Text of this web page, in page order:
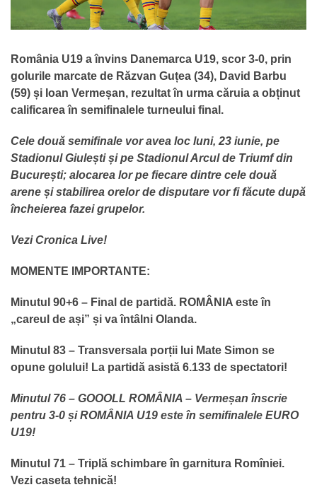
România U19 a învins Danemarca U19, scor 3-0, prin
golurile marcate de Răzvan Guțea (34), David Barbu
(59) și Ioan Vermeșan, rezultat în urma căruia a obținut
calificarea în semifinalele turneului final.
Cele două semifinale vor avea loc luni, 23 iunie, pe
Stadionul Giulești și pe Stadionul Arcul de Triumf din
București; alocarea lor pe fiecare dintre cele două
arene și stabilirea orelor de disputare vor fi făcute după
încheierea fazei grupelor.
Vezi Cronica Live!
MOMENTE IMPORTANTE:
Minutul 90+6 – Final de partidă. ROMÂNIA este în
„careul de ași” și va întâlni Olanda.
Minutul 83 – Transversala porții lui Mate Simon se
opune golului! La partidă asistă 6.133 de spectatori!
Minutul 76 – GOOOLL ROMÂNIA – Vermeșan înscrie
pentru 3-0 și ROMÂNIA U19 este în semifinalele EURO
U19!
Minutul 71 – Triplă schimbare în garnitura Romîniei.
Vezi caseta tehnică!